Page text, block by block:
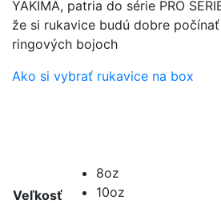
YAKIMA, patria do série PRO
že si rukavice budú dobre
ringových bojoch
Ako si vybrať rukavice na box
Veľkosť
8oz
10oz